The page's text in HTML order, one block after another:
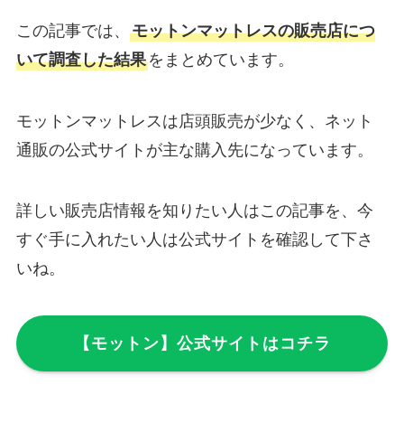
この記事では、 モットンマットレスの販売店につ
いて調査した結果をまとめています。
モットンマットレスは店頭販売が少なく、ネット
通販の公式サイトが主な購入先になっています。
詳しい販売店情報を知りたい人はこの記事を、今
すぐ手に入れたい人は公式サイトを確認して下さ
いね。
【モットン】公式サイトはコチラ